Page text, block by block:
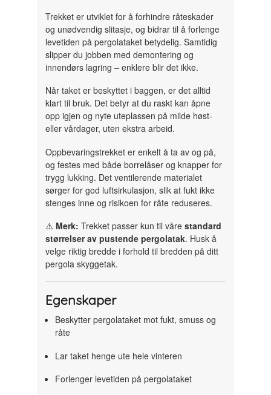
Trekket er utviklet for å forhindre råteskader
og unødvendig slitasje, og bidrar til å forlenge
levetiden på pergolataket betydelig. Samtidig
slipper du jobben med demontering og
innendørs lagring – enklere blir det ikke.
Når taket er beskyttet i baggen, er det alltid
klart til bruk. Det betyr at du raskt kan åpne
opp igjen og nyte uteplassen på milde høst-
eller vårdager, uten ekstra arbeid.
Oppbevaringstrekket er enkelt å ta av og på,
og festes med både borrelåser og knapper for
trygg lukking. Det ventilerende materialet
sørger for god luftsirkulasjon, slik at fukt ikke
stenges inne og risikoen for råte reduseres.
⚠️ Merk: Trekket passer kun til vårestandard
størrelser av pustende pergolatak. Husk å
velge riktig bredde i forhold til bredden på ditt
pergola skyggetak.
Egenskaper
Beskytter pergolataket mot fukt, smuss og
råte
Lar taket henge ute hele vinteren
Forlenger levetiden på pergolataket